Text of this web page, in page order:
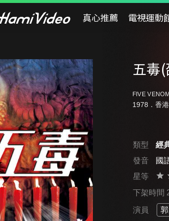
真心推薦 電視運動
五毒
FIVE
1978．香
類型
經
發音
國
星等
下架時間
演員